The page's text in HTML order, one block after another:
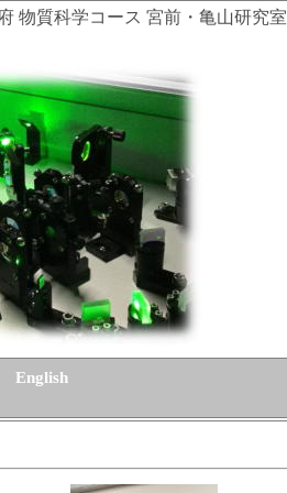
物質科学コース 宮前・亀山研究室
English